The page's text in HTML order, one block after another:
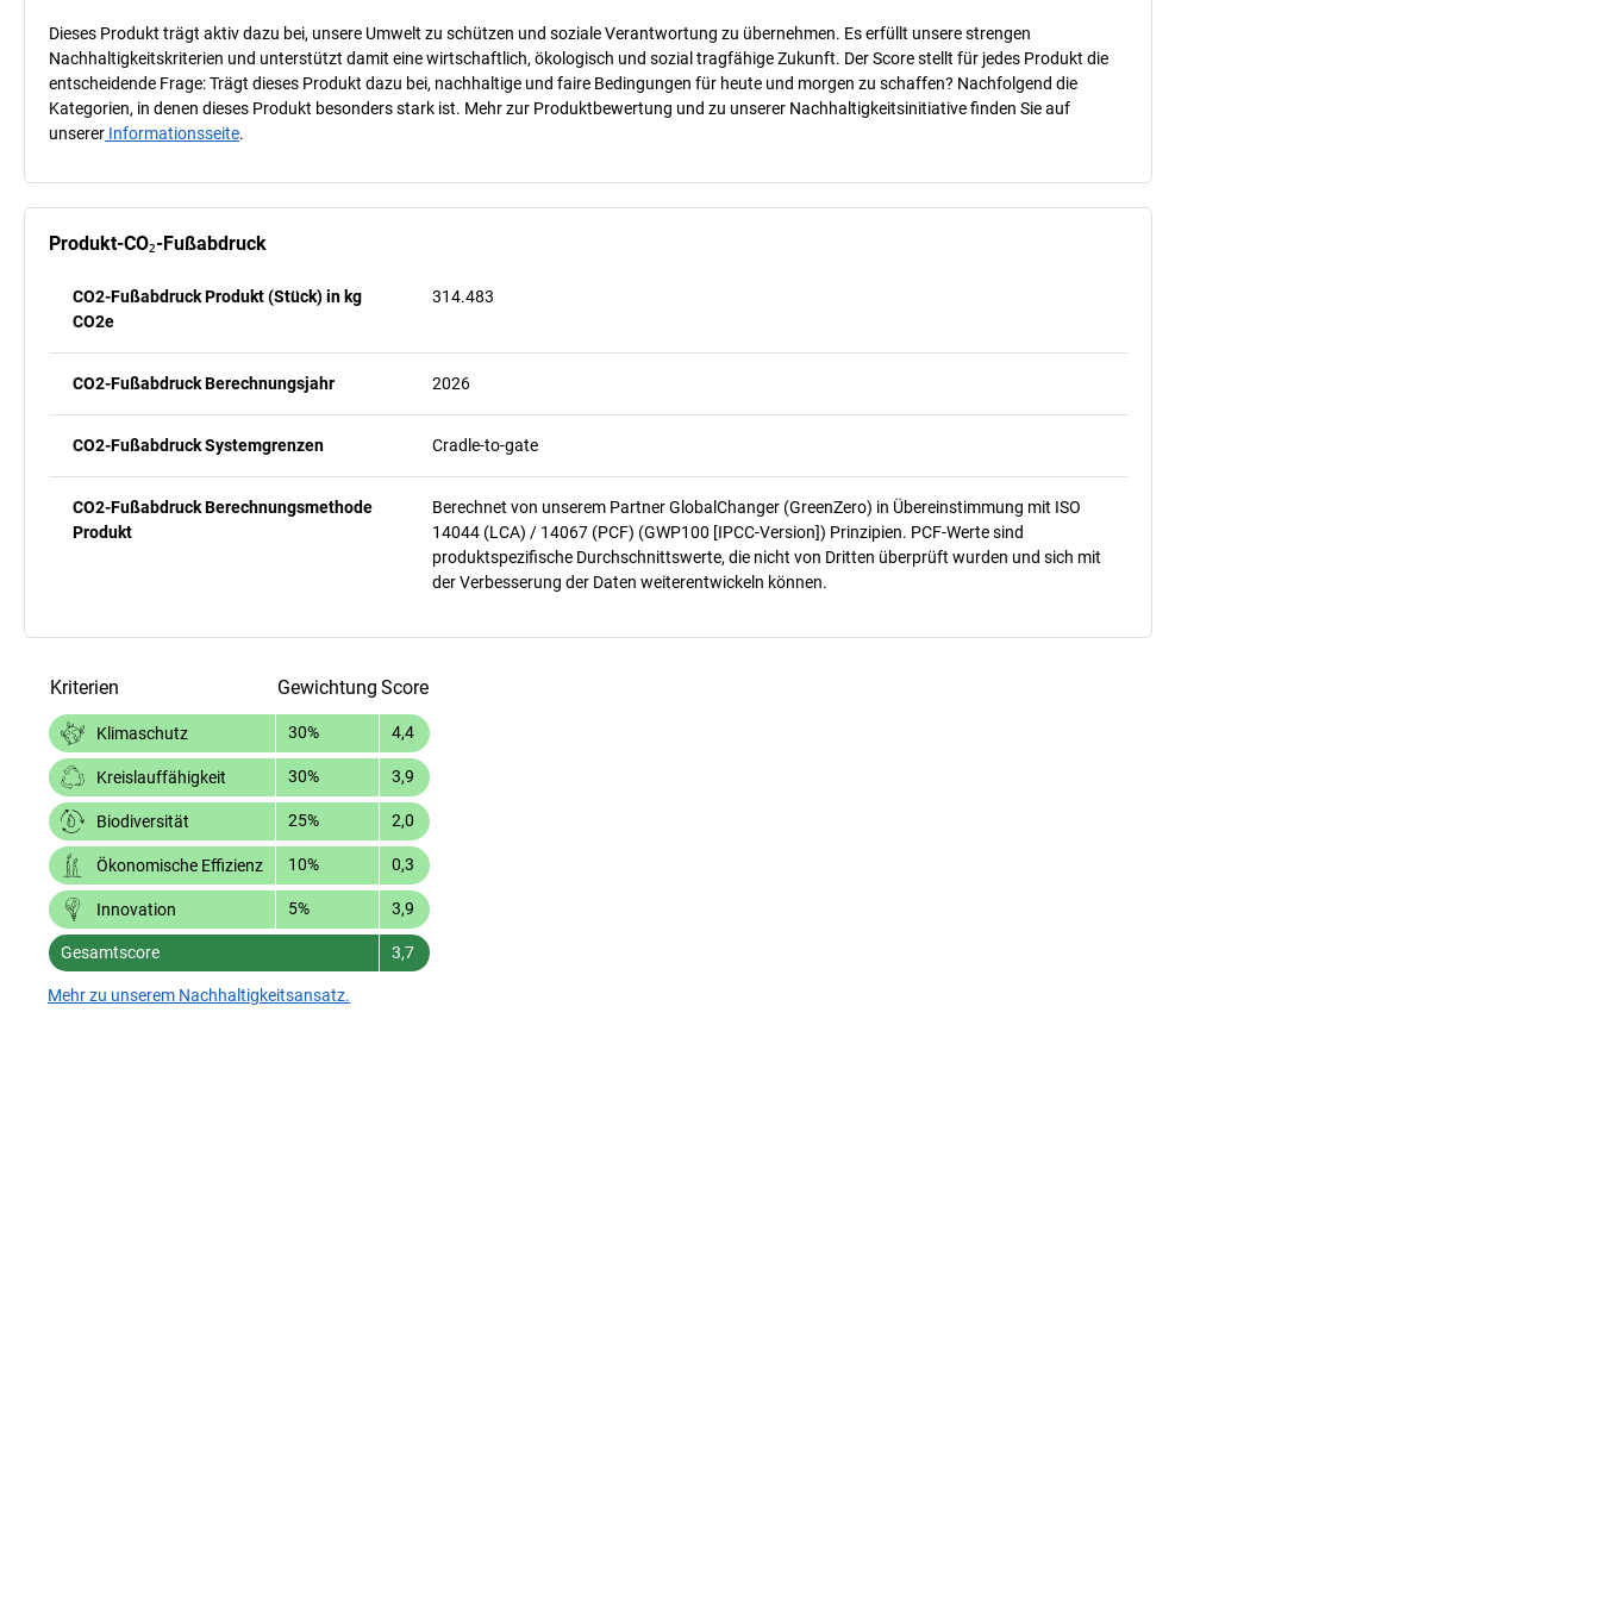
Dieses Produkt trägt aktiv dazu bei, unsere Umwelt zu schützen und soziale Verantwortung zu übernehmen. Es erfüllt unsere strengen
Nachhaltigkeitskriterien und unterstützt damit eine wirtschaftlich, ökologisch und sozial tragfähige Zukunft. Der Score stellt für jedes Produkt die
entscheidende Frage: Trägt dieses Produkt dazu bei, nachhaltige und faire Bedingungen für heute und morgen zu schaffen? Nachfolgend die
Kategorien, in denen dieses Produkt besonders stark ist. Mehr zur Produktbewertung und zu unserer Nachhaltigkeitsinitiative finden Sie auf
unserer Informationsseite.
Produkt-CO₂-Fußabdruck
CO2-Fußabdruck Produkt (Stück) in kg
CO2e
314.483
CO2-Fußabdruck Berechnungsjahr 2026
CO2-Fußabdruck Systemgrenzen Cradle-to-gate
CO2-Fußabdruck Berechnungsmethode
Produkt
Berechnet von unserem Partner GlobalChanger (GreenZero) in Übereinstimmung mit ISO
14044 (LCA) / 14067 (PCF) (GWP100 [IPCC-Version]) Prinzipien. PCF-Werte sind
produktspezifische Durchschnittswerte, die nicht von Dritten überprüft wurden und sich mit
der Verbesserung der Daten weiterentwickeln können.
Kriterien Gewichtung Score
Klimaschutz 30% 4,4
Kreislauffähigkeit 30% 3,9
Biodiversität 25% 2,0
Ökonomische Effizienz 10% 0,3
Innovation 5% 3,9
Gesamtscore 3,7
Mehr zu unserem Nachhaltigkeitsansatz.